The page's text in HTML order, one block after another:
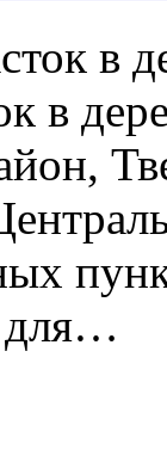
в
в
для…